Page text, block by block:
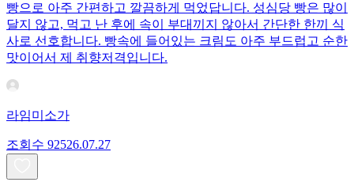
빵으로 아주 간편하고 깔끔하게 먹었답니다. 성심당 빵은 많이
달지 않고, 먹고 난 후에 속이 부대끼지 않아서 간단한 한끼 식
사로 선호합니다. 빵속에 들어있는 크림도 아주 부드럽고 순한
맛이어서 제 취향저격입니다.
라임미소가
조회수 92526.07.27